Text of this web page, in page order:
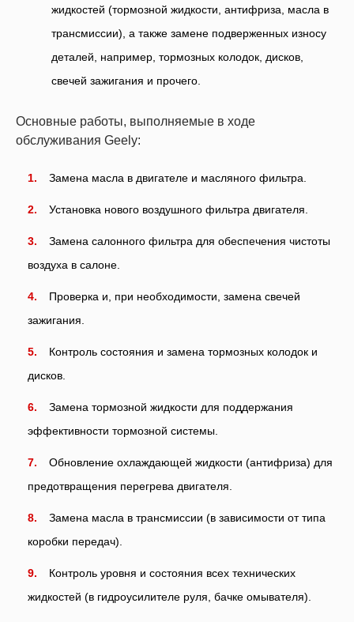
жидкостей (тормозной жидкости, антифриза, масла в
трансмиссии), а также замене подверженных износу
деталей, например, тормозных колодок, дисков,
свечей зажигания и прочего.
Основные работы, выполняемые в ходе
обслуживания Geely:
Замена масла в двигателе и масляного фильтра.
Установка нового воздушного фильтра двигателя.
Замена салонного фильтра для обеспечения чистоты
воздуха в салоне.
Проверка и, при необходимости, замена свечей
зажигания.
Контроль состояния и замена тормозных колодок и
дисков.
Замена тормозной жидкости для поддержания
эффективности тормозной системы.
Обновление охлаждающей жидкости (антифриза) для
предотвращения перегрева двигателя.
Замена масла в трансмиссии (в зависимости от типа
коробки передач).
Контроль уровня и состояния всех технических
жидкостей (в гидроусилителе руля, бачке омывателя).